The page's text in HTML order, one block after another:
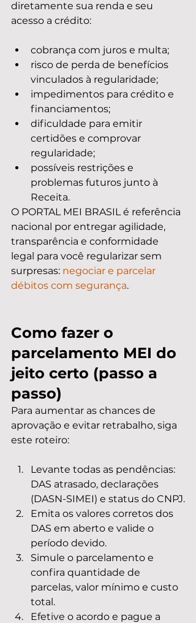
diretamente sua renda e seu
acesso a crédito:
cobrança com juros e multa;
risco de perda de benefícios
vinculados à regularidade;
impedimentos para crédito e
financiamentos;
dificuldade para emitir
certidões e comprovar
regularidade;
possíveis restrições e
problemas futuros junto à
Receita.
O PORTAL MEI BRASIL é referência
nacional por entregar agilidade,
transparência e conformidade
legal para você regularizar sem
surpresas: negociar e parcelar
débitos com segurança.
Como fazer o
parcelamento MEI do
jeito certo (passo a
passo)
Para aumentar as chances de
aprovação e evitar retrabalho, siga
este roteiro:
Levante todas as pendências:
DAS atrasado, declarações
(DASN-SIMEI) e status do CNPJ.
Emita os valores corretos dos
DAS em aberto e valide o
período devido.
Simule o parcelamento e
confira quantidade de
parcelas, valor mínimo e custo
total.
Efetive o acordo e pague a